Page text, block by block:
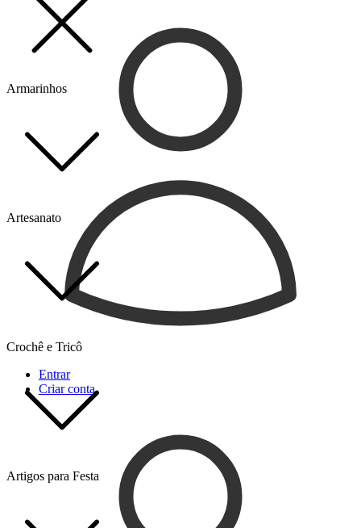
Armarinhos
Artesanato
Crochê e Tricô
Artigos para Festa
Entrar
Criar conta